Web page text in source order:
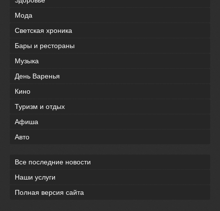
Мода
Светская хроника
Бары и рестораны
Музыка
День Варенья
Кино
Туризм и отдых
Афиша
Авто
Все последние новости
Наши услуги
Полная версия сайта